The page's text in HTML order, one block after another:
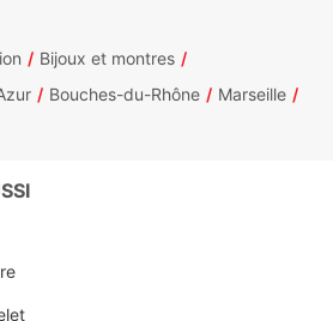
Bijoux et montres
Bouches-du-Rhône
Marseille